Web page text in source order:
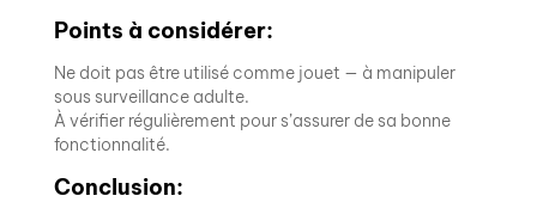
Points à considérer:
Ne doit pas être utilisé comme jouet — à manipuler
sous surveillance adulte.
À vérifier régulièrement pour s’assurer de sa bonne
fonctionnalité.
Conclusion: